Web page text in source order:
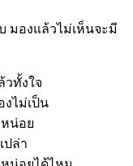
มองแล้วไม่เห็นจะมี
วทั้งใจ
งไม่เป็น
น่อย
เปล่า